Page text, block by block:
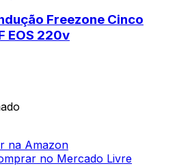
Freezone Cinco
EOS 220v
na Amazon
no Mercado Livre